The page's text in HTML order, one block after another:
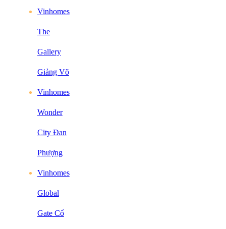
Vinhomes
The
Gallery
Giảng Võ
Vinhomes
Wonder
City Đan
Phượng
Vinhomes
Global
Gate Cổ